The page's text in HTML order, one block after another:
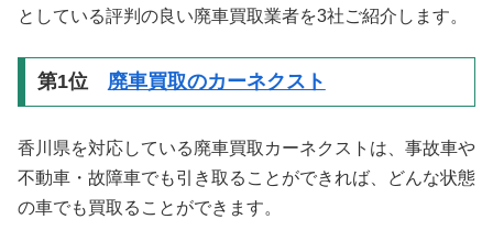
としている評判の良い廃車買取業者を3社ご紹介します。
第1位 廃車買取のカーネクスト
香川県を対応している廃車買取カーネクストは、事故車や
不動車・故障車でも引き取ることができれば、どんな状態
の車でも買取ることができます。